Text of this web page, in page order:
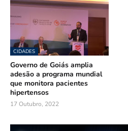
CIDADES
Governo de Goiás amplia
adesão a programa mundial
que monitora pacientes
hipertensos
17 Outubro, 2022